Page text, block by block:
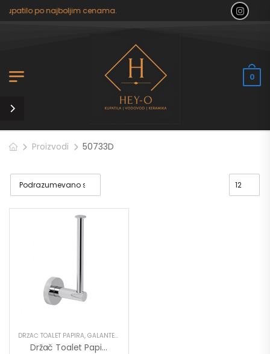
po najboljim cenama.
0
Proizvodi 50733D
DRŽAČ TOALET PAPIRA, GALANTERIJA
Držač Toalet Papira MINOTTI Ravni